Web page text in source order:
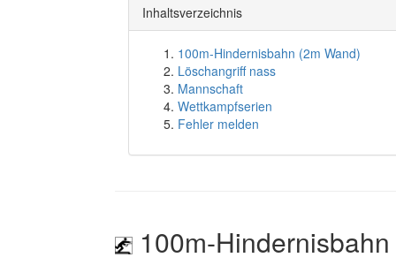
Inhaltsverzeichnis
100m-Hindernisbahn (2m Wand)
Löschangriff nass
Mannschaft
Wettkampfserien
Fehler melden
100m-